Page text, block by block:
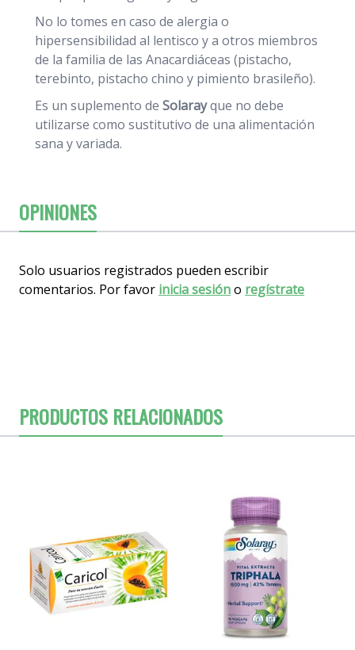
No lo tomes en caso de alergia o
hipersensibilidad al lentisco y a otros miembros
de la familia de las Anacardiáceas (pistacho,
terebinto, pistacho chino y pimiento brasileño).
Es un suplemento de Solarayque no debe
utilizarse como sustitutivo de una alimentación
sana y variada.
OPINIONES
Solo usuarios registrados pueden escribir
comentarios. Por favor inicia sesióno regístrate
PRODUCTOS RELACIONADOS